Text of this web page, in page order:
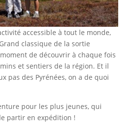
accessible à tout le monde,
classique de la sortie
de découvrir à chaque fois
et sentiers de la région. Et il
pas des Pyrénées, on a de quoi
pour les plus jeunes, qui
partir en expédition !